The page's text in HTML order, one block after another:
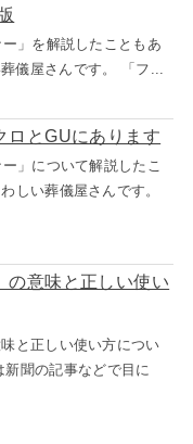
」を解説したこともあ
儀屋さんです。 「フ...
ロとGUにあります
」について解説したこ
しい葬儀屋さんです。
の意味と正しい使い
と正しい使い方につい
聞の記事などで目に